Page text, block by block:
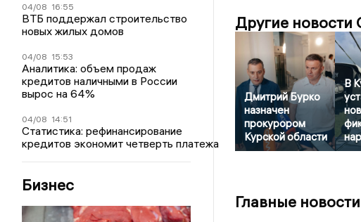
04/08 16:55
ВТБ поддержал строительство
новых жилых домов
04/08 15:53
Аналитика: объем продаж
кредитов наличными в России
вырос на 64%
04/08 14:51
Статистика: рефинансирование
кредитов экономит четверть платежа
Бизнес
Другие новости
Дмитрий Бурко
назначен
прокурором
Курской области
В
Главные новости